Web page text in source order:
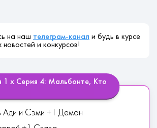
на наш телеграм-канал и будь в курсе
новостей и конкурсов!
1 х Серия 4: Мальбонте, Кто
Ади и Сэми +1 Демон